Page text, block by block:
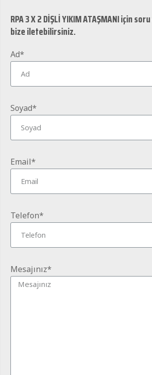
RPA 3 X 2 DİŞLİ YIKIM ATAŞMANI için
bize iletebilirsiniz.
Ad*
Soyad*
Email*
Telefon*
Mesajınız*